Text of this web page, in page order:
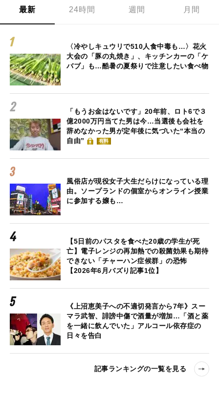
最新 24時間 週間 月間
〈冷やしキュウリで510人食中毒も…〉花火
大会の「豚の丸焼き」、キッチンカーの「ケ
バブ」も…酷暑の夏祭りで注意したい食べ物
「もうお金はないです」20年前、ロト6で３
億2000万円当てた男は今…当選後も会社を
辞めなかった男が定年後に気づいた“本当の
自由”
有料
風俗店が現役女子大生だらけになっている理
由。ソープランドの個室からオンライン授業
に参加する嬢も…
【5日前のパスタを食べた20歳の学生が死
亡】電子レンジの再加熱での殺菌効果も期待
できない「チャーハン症候群」の恐怖
【2026年6月バズり記事1位】
《上沼恵美子への不適切発言から7年》スー
マラ武智、誹謗中傷で酒量が増加…「酒と薬
を一緒に飲んでいた」アルコール依存症の
日々を告白
記事ランキングの一覧を見る